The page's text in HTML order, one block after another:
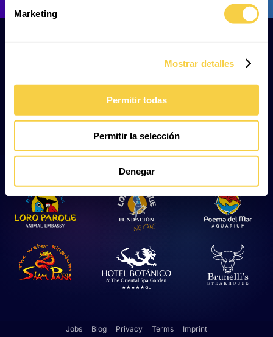
Marketing
Mostrar detalles
Permitir todas
Permitir la selección
Denegar
on the rocky bottoms of the Canary Islands
the surface. You will be surprised by the sheer size of
which, despite its name, is no bigger than 15 cm.
Jobs Blog Privacy Terms Imprint